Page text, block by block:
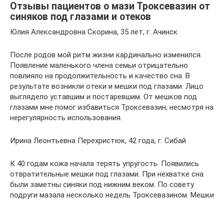
Отзывы пациентов о мази Троксевазин от
синяков под глазами и отеков
Юлия Александровна Скорина, 35 лет, г. Ачинск
После родов мой ритм жизни кардинально изменился.
Появление маленького члена семьи отрицательно
повлияло на продолжительность и качество сна. В
результате возникли отеки и мешки под глазами. Лицо
выглядело уставшим и постаревшим. От мешков под
глазами мне помог избавиться Троксевазин, несмотря на
нерегулярность использования.
Ирина Леонтьевна Перехристюк, 42 года, г. Сибай
К 40 годам кожа начала терять упругость. Появились
отвратительные мешки под глазами. При нехватке сна
были заметны синяки под нижним веком. По совету
подруги мазала несколько недель Троксевазином. Мешки